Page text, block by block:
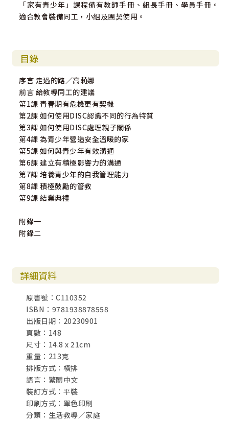
「家有青少年」課程備有教師手冊、組長手冊、學員手冊。
適合教會裝備同工，小組及團契使用。
目錄
序言 走過的路／高莉娜
前言 給教導同工的建議
第1課 青春期有危機更有契機
第2課 如何使用DISC認識不同的行為特質
第3課 如何使用DISC處理親子關係
第4課 為青少年營造安全溫暖的家
第5課 如何與青少年有效溝通
第6課 建立有積極影響力的溝通
第7課 培養青少年的自我管理能力
第8課 積極鼓勵的管教
第9課 結業典禮
附錄一
附錄二
詳細資料
原書號：C110352
ISBN：9781938878558
出版日期：20230901
頁數：148
尺寸：14.8 x 21cm
重量：213克
排版方式：橫排
語言：繁體中文
裝訂方式：平裝
印刷方式：單色印刷
分類：生活教導／家庭